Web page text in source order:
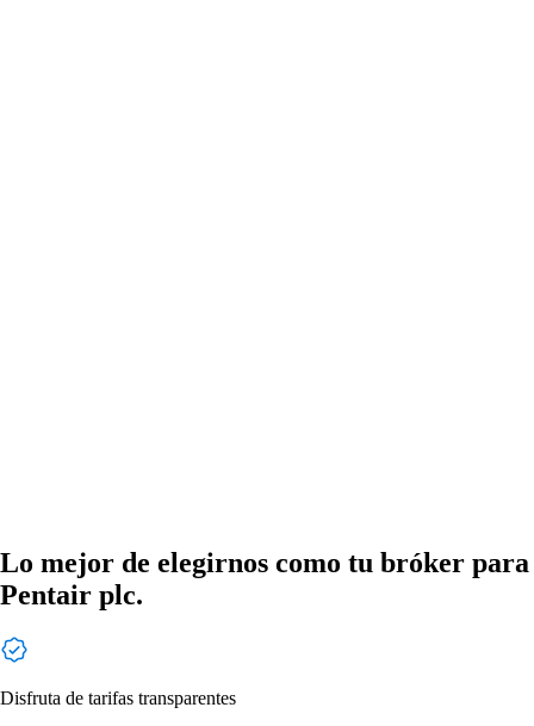
Lo mejor de elegirnos como tu bróker para
Pentair plc.
Disfruta de tarifas transparentes